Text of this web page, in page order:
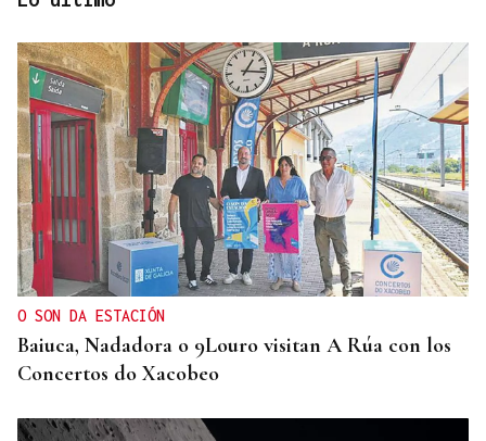
CREACIÓN DE VIVIENDA
2.000 casas vacías en Celanova y solo tres en
alquiler
O SON DA ESTACIÓN
Baiuca, Nadadora o 9Louro visitan A Rúa con los
Concertos do Xacobeo